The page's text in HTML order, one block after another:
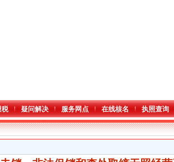
税 疑问解决 服务网点 在线核名 执照查询